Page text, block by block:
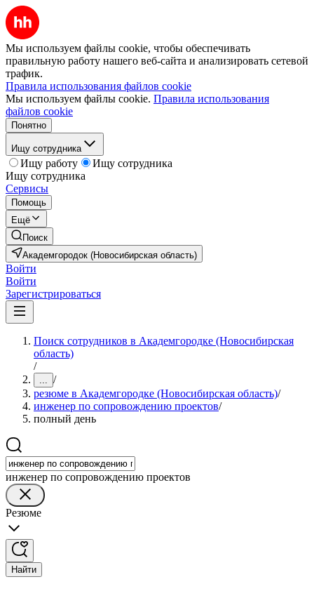
Мы используем файлы cookie, чтобы обеспечивать
правильную работу нашего веб-сайта и анализировать сетевой
трафик.
Правила использования файлов cookie
Мы используем файлы cookie. Правила использования
файлов cookie
Понятно
Ищу сотрудника
Ищу работу
Ищу сотрудника
Ищу сотрудника
Сервисы
Помощь
Ещё
Поиск
Академгородок (Новосибирская область)
Войти
Войти
Зарегистрироваться
Поиск сотрудников в Академгородке (Новосибирская
область)
/
... /
резюме в Академгородке (Новосибирская область)/
инженер по сопровождению проектов/
полный день
инженер по сопровождению проектов
Резюме
Найти